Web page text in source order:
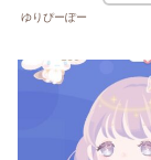
ゆりぴーぽー